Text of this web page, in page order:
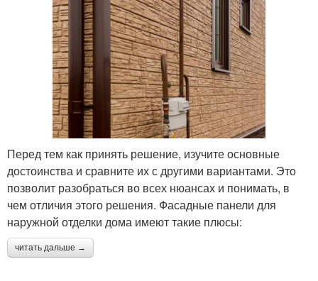
Перед тем как принять решение, изучите основные
достоинства и сравните их с другими вариантами. Это
позволит разобраться во всех нюансах и понимать, в
чем отличия этого решения. Фасадные панели для
наружной отделки дома имеют такие плюсы:
читать дальше →